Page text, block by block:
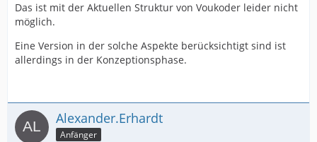
Das ist mit der Aktuellen Struktur von Voukoder leider nicht
möglich.
Eine Version in der solche Aspekte berücksichtigt sind ist
allerdings in der Konzeptionsphase.
Alexander.Erhardt
Anfänger